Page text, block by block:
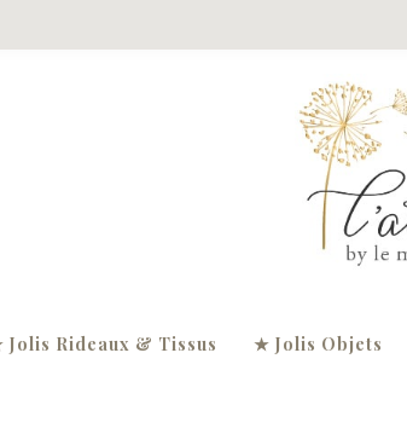
Jolis Rideaux & Tissus ★ Jolis Objets